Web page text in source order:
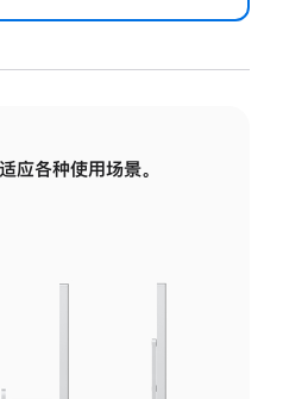
应各种使用场景。